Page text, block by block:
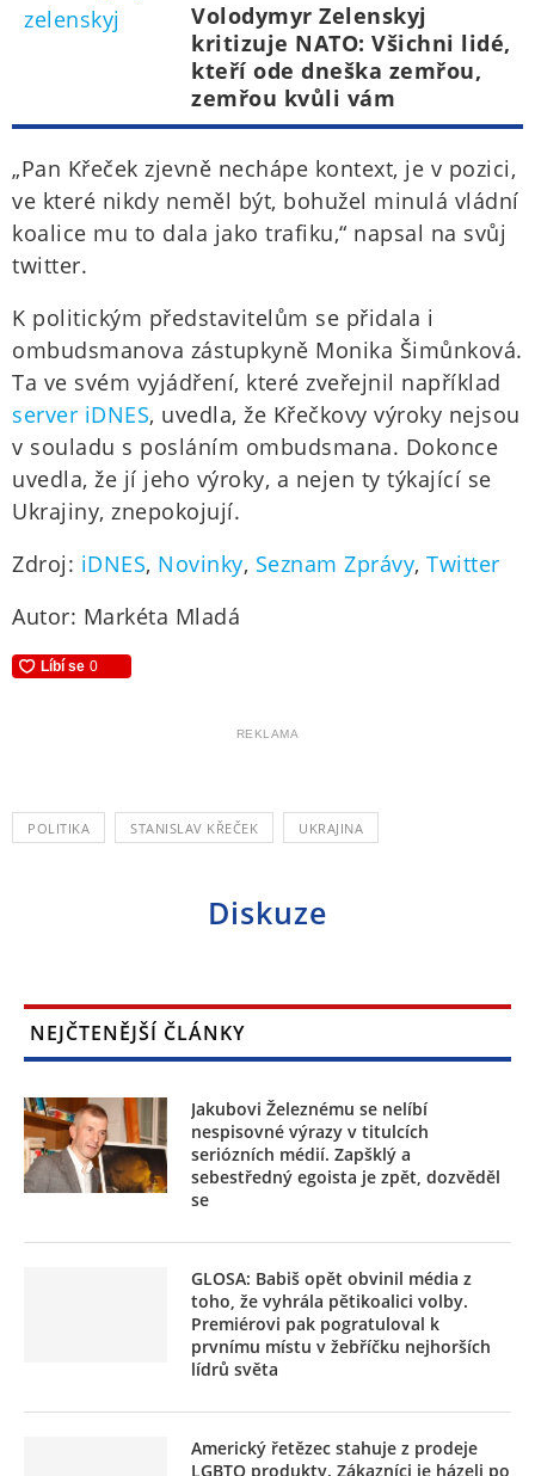
Volodymyr Zelenskyj
kritizuje NATO: Všichni lidé,
kteří ode dneška zemřou,
zemřou kvůli vám
„Pan Křeček zjevně nechápe kontext, je v pozici,
ve které nikdy neměl být, bohužel minulá vládní
koalice mu to dala jako trafiku,“ napsal na svůj
twitter.
K politickým představitelům se přidala i
ombudsmanova zástupkyně Monika Šimůnková.
Ta ve svém vyjádření, které zveřejnil například
server iDNES, uvedla, že Křečkovy výroky nejsou
v souladu s posláním ombudsmana. Dokonce
uvedla, že jí jeho výroky, a nejen ty týkající se
Ukrajiny, znepokojují.
Zdroj: iDNES, Novinky, Seznam Zprávy, Twitter
Autor: Markéta Mladá
REKLAMA
POLITIKA STANISLAV KŘEČEK UKRAJINA
Diskuze
NEJČTENĚJŠÍ ČLÁNKY
Jakubovi Železnému se nelíbí
nespisovné výrazy v titulcích
seriózních médií. Zapšklý a
sebestředný egoista je zpět, dozvěděl
se
GLOSA: Babiš opět obvinil média z
toho, že vyhrála pětikoalici volby.
Premiérovi pak pogratuloval k
prvnímu místu v žebříčku nejhorších
lídrů světa
Americký řetězec stahuje z prodeje
LGBTQ produkty. Zákazníci je házeli po